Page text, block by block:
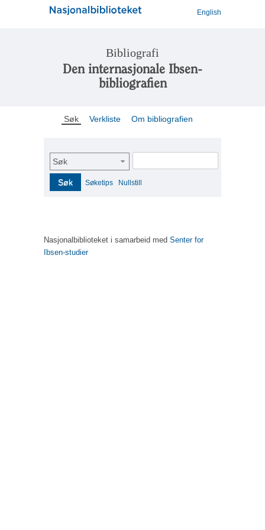
English
Bibliografi
Den internasjonale Ibsen-
bibliografien
Søk Verkliste Om bibliografien
Søk
Søk Søketips Nullstill
Nasjonalbiblioteket i samarbeid med Senter for
Ibsen-studier